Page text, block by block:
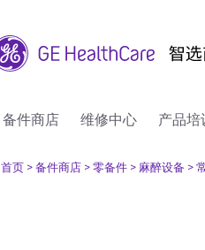
备件商店 维修中心 产品培
首页 > 备件商店 > 零备件 > 麻醉设备 >